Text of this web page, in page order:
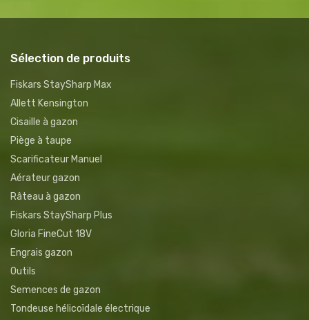
Sélection de produits
Fiskars StaySharp Max
Allett Kensington
Cisaille à gazon
Piège à taupe
Scarificateur Manuel
Aérateur gazon
Râteau à gazon
Fiskars StaySharp Plus
Gloria FineCut 18V
Engrais gazon
Outils
Semences de gazon
Tondeuse hélicoïdale électrique